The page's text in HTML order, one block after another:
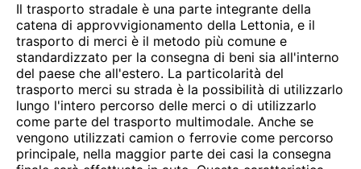
Il trasporto stradale è una parte integrante della
catena di approvvigionamento della Lettonia, e il
trasporto di merci è il metodo più comune e
standardizzato per la consegna di beni sia all'interno
del paese che all'estero. La particolarità del
trasporto merci su strada è la possibilità di utilizzarlo
lungo l'intero percorso delle merci o di utilizzarlo
come parte del trasporto multimodale. Anche se
vengono utilizzati camion o ferrovie come percorso
principale, nella maggior parte dei casi la consegna